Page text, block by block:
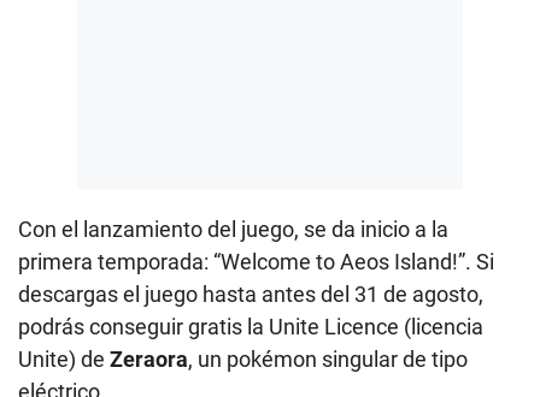
Con el lanzamiento del juego, se da inicio a la
primera temporada: “Welcome to Aeos Island!”. Si
descargas el juego hasta antes del 31 de agosto,
podrás conseguir gratis la Unite Licence (licencia
Unite) de Zeraora, un pokémon singular de tipo
eléctrico.